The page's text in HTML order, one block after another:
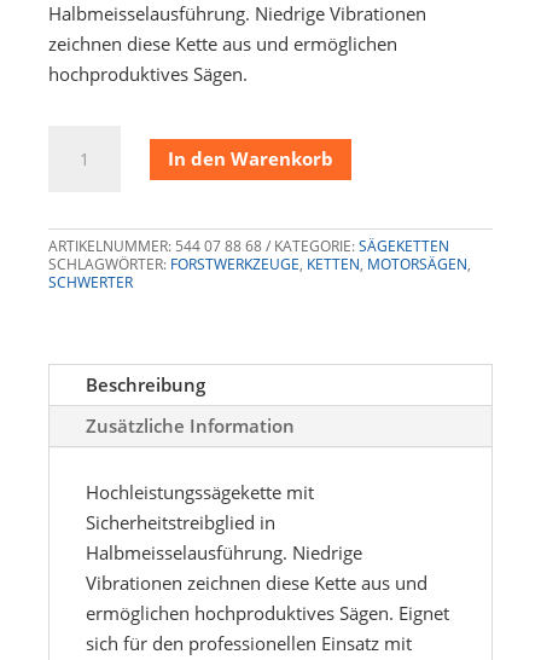
Halbmeisselausführung. Niedrige Vibrationen
zeichnen diese Kette aus und ermöglichen
hochproduktives Sägen.
HUSQVARNA
3/8"
45cm
1.5mm
In den Warenkorb
ARTIKELNUMMER: 544 07 88 68 KATEGORIE:SÄGEKETTEN
SCHLAGWÖRTER: FORSTWERKZEUGE, KETTEN, MOTORSÄGEN,
SCHWERTER
Beschreibung
Zusätzliche Information
Hochleistungssägekette mit
Sicherheitstreibglied in
Halbmeisselausführung. Niedrige
Vibrationen zeichnen diese Kette aus und
ermöglichen hochproduktives Sägen. Eignet
sich für den professionellen Einsatz mit